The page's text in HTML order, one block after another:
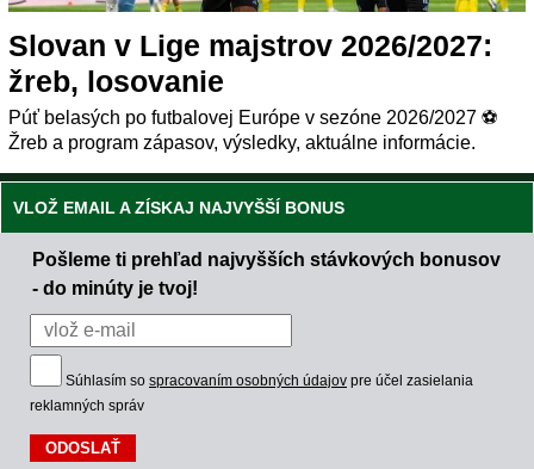
Slovan v Lige majstrov 2026/2027:
žreb, losovanie
Púť belasých po futbalovej Európe v sezóne 2026/2027 ⚽
Žreb a program zápasov, výsledky, aktuálne informácie.
VLOŽ EMAIL A ZÍSKAJ NAJVYŠŠÍ BONUS
Pošleme ti prehľad najvyšších stávkových bonusov
- do minúty je tvoj!
Súhlasím so spracovaním osobných údajov pre účel zasielania
reklamných správ